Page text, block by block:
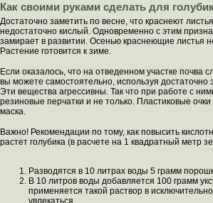
Как своими руками сделать для
Достаточно заметить по весне, что краснеют
недостаточно кислый. Одновременно с этим
замирает в развитии. Осенью краснеющие листья
Растение готовится к зиме.
Если оказалось, что на отведенном участке почва
вы можете самостоятельно, используя
Эти вещества агрессивны. Так что при работе с
резиновые перчатки и не только. Пластиковые
маска.
Важно! Рекомендации по тому, как повысить
растет голубика (в расчете на 1 квадратный метр
Разводятся в 10 литрах воды 5 грамм
В 10 литров воды добавляется 100 грамм
применяется такой раствор в
увлекаться.